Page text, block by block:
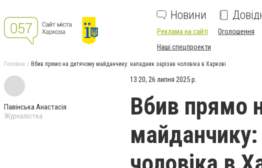
Новини
Реклама на сайті Оголошення
Наші спецпроекти
Головна Вбив прямо на дитячому майданчику: нападник зарізав чоловіка в Харкові
Павінська Анастасія
Журналістка
13:20, 26 липня 2025 р.
Вбив прямо
майданчику: